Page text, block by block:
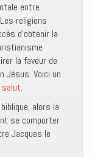
entre
religions
d’obtenir la
la faveur de
Jésus. Voici un
.
alors la
se comporter
Jacques le